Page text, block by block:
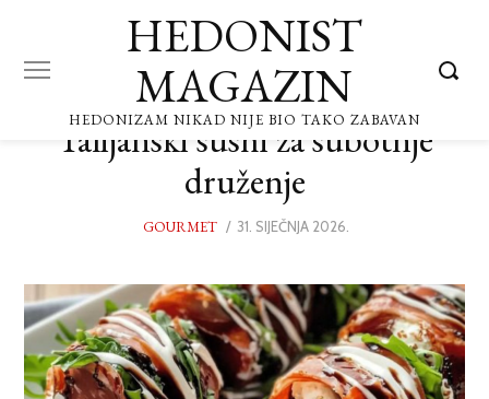
HEDONIST
MAGAZIN
HEDONIZAM NIKAD NIJE BIO TAKO ZABAVAN
Talijanski sushi za subotnje
druženje
GOURMET
POSTED
31. SIJEČNJA 2026.